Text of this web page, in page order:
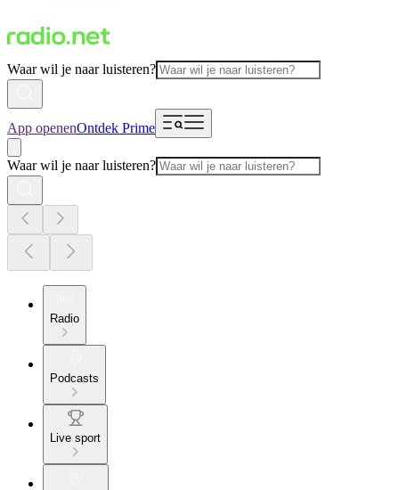
Waar wil je naar luisteren?
App openenOntdek Prime
Waar wil je naar luisteren?
Radio
Podcasts
Live sport